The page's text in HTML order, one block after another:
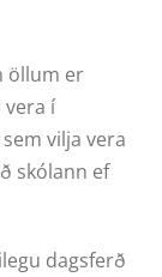
öllum er
vera í
vilja vera
skólann ef
dagsferð